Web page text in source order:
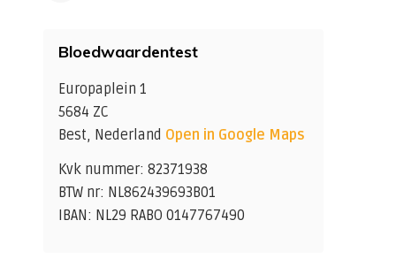
Bloedwaardentest
Europaplein 1
5684 ZC
Best, Nederland Open in Google Maps
Kvk nummer: 82371938
BTW nr: NL862439693B01
IBAN: NL29 RABO 0147767490